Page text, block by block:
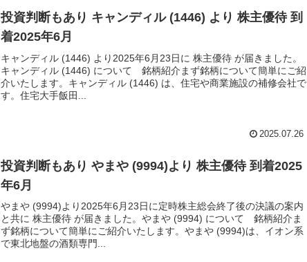
投資判断もあり キャンディル (1446) より 株主優待 到
着2025年6月
キャンディル (1446) より2025年6月23日に 株主優待 が届きました。
キャンディル (1446) について 銘柄紹介まず銘柄について簡単にご紹
介いたします。キャンディル (1446) は、住宅や商業施設の補修会社で
す。住宅大手飯田...
2025.07.26
投資判断もあり やまや (9994)より 株主優待 到着2025
年6月
やまや (9994)より2025年6月23日に定時株主総会終了後の決議の案内
と共に 株主優待 が届きました。やまや (9994) について 銘柄紹介ま
ず銘柄について簡単にご紹介いたします。やまや (9994)は、イオン系
で東北地盤の酒類専門...